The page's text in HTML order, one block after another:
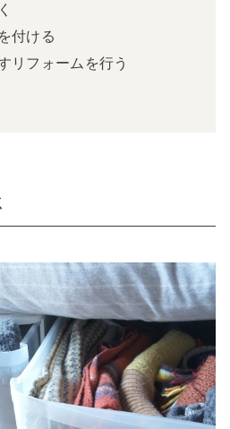
付ける
リフォームを行う